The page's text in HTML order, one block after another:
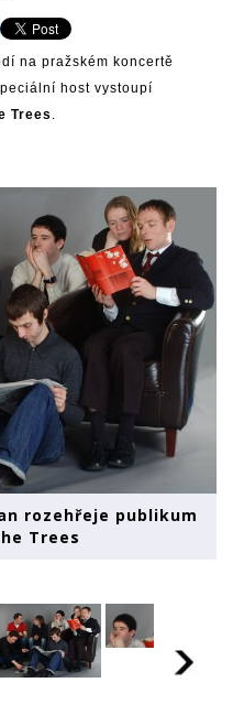
na pražském koncertě
host vystoupí
Trees .
rozehřeje publikum
Trees